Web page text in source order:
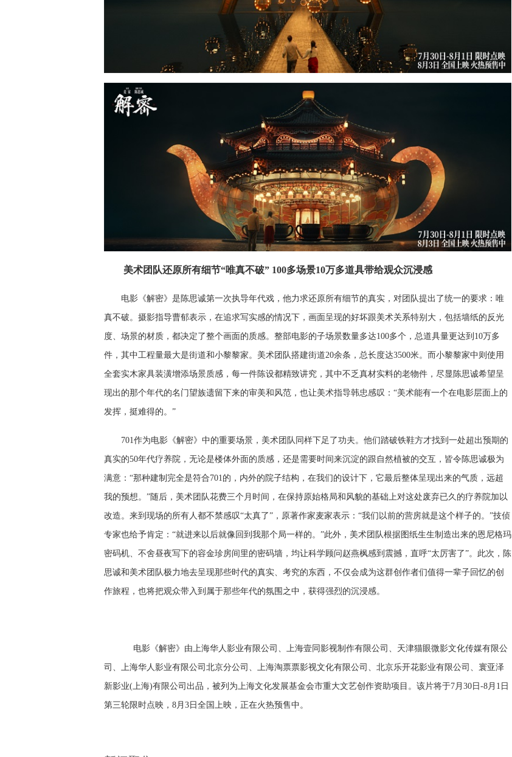
美术团队还原所有细节“唯真不破” 100多场景10万多道具带给观众沉浸感
电影《解密》是陈思诚第一次执导年代戏，他力求还原所有细节的真实，对团队提出了统一的要求：唯
真不破。摄影指导曹郁表示，在追求写实感的情况下，画面呈现的好坏跟美术关系特别大，包括墙纸的反光
度、场景的材质，都决定了整个画面的质感。整部电影的子场景数量多达100多个，总道具量更达到10万多
件，其中工程量最大是街道和小黎黎家。美术团队搭建街道20余条，总长度达3500米。而小黎黎家中则使用
全套实木家具装潢增添场景质感，每一件陈设都精致讲究，其中不乏真材实料的老物件，尽显陈思诚希望呈
现出的那个年代的名门望族遗留下来的审美和风范，也让美术指导韩忠感叹：“美术能有一个在电影层面上的
发挥，挺难得的。”
701作为电影《解密》中的重要场景，美术团队同样下足了功夫。他们踏破铁鞋方才找到一处超出预期的
真实的50年代疗养院，无论是楼体外面的质感，还是需要时间来沉淀的跟自然植被的交互，皆令陈思诚极为
满意：“那种建制完全是符合701的，内外的院子结构，在我们的设计下，它最后整体呈现出来的气质，远超
我的预想。”随后，美术团队花费三个月时间，在保持原始格局和风貌的基础上对这处废弃已久的疗养院加以
改造。来到现场的所有人都不禁感叹“太真了”，原著作家麦家表示：“我们以前的营房就是这个样子的。”技侦
专家也给予肯定：“就进来以后就像回到我那个局一样的。”此外，美术团队根据图纸生生制造出来的恩尼格玛
密码机、不舍昼夜写下的容金珍房间里的密码墙，均让科学顾问赵燕枫感到震撼，直呼“太厉害了”。此次，陈
思诚和美术团队极力地去呈现那些时代的真实、考究的东西，不仅会成为这群创作者们值得一辈子回忆的创
作旅程，也将把观众带入到属于那些年代的氛围之中，获得强烈的沉浸感。
电影《解密》由上海华人影业有限公司、上海壹同影视制作有限公司、天津猫眼微影文化传媒有限公
司、上海华人影业有限公司北京分公司、上海淘票票影视文化有限公司、北京乐开花影业有限公司、寰亚泽
新影业(上海)有限公司出品，被列为上海文化发展基金会市重大文艺创作资助项目。该片将于7月 30 日 -8月1日
第三轮限时点映， 8月3日 全国上映，正在火热预售中。